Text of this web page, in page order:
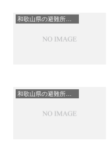
和歌山県の避難所一覧
和歌山県の避難所一覧